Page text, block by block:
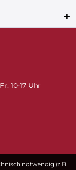
10-17 Uhr
notwendig (z.B.